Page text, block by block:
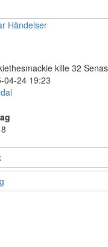
Händelser
kille 32
04-24 19:23